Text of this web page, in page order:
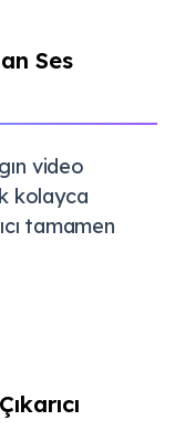
Ses
video
kolayca
tamamen